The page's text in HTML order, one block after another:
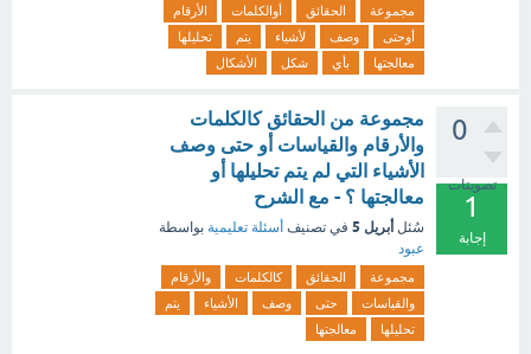
مجموعة الحقائق أوالكلمات
الأرقام
أوحتى
وصف لأشياء يتم
تحليلها
معالجتها
بأي شكل الأشكال
0
تصويتات
1
إجابة
مجموعة من الحقائق كالكلمات
والأرقام والقياسات أو حتى وصف
الأشياء التي لم يتم تحليلها أو
معالجتها ؟ - مع الشرح
سُئل أبريل 5 في تصنيف أسئلة تعليمية بواسطة
عبود
مجموعة الحقائق كالكلمات
والأرقام
والقياسات
حتى وصف الأشياء
يتم
تحليلها
معالجتها